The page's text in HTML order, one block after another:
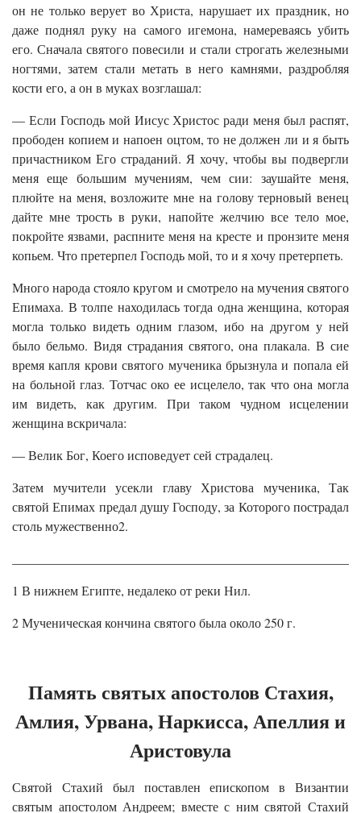
он не только верует во Христа, нарушает их праздник, но
даже поднял руку на самого игемона, намереваясь убить
его. Сначала святого повесили и стали строгать железными
ногтями, затем стали метать в него камнями, раздробляя
кости его, а он в муках возглашал:
— Если Господь мой Иисус Христос ради меня был распят,
прободен копием и напоен оцтом, то не должен ли и я быть
причастником Его страданий. Я хочу, чтобы вы подвергли
меня еще большим мучениям, чем сии: заушайте меня,
плюйте на меня, возложите мне на голову терновый венец
дайте мне трость в руки, напойте желчию все тело мое,
покройте язвами, распните меня на кресте и пронзите меня
копьем. Что претерпел Господь мой, то и я хочу претерпеть.
Много народа стояло кругом и смотрело на мучения святого
Епимаха. В толпе находилась тогда одна женщина, которая
могла только видеть одним глазом, ибо на другом у ней
было бельмо. Видя страдания святого, она плакала. В сие
время капля крови святого мученика брызнула и попала ей
на больной глаз. Тотчас око ее исцелело, так что она могла
им видеть, как другим. При таком чудном исцелении
женщина вскричала:
— Велик Бог, Коего исповедует сей страдалец.
Затем мучители усекли главу Христова мученика, Так
святой Епимах предал душу Господу, за Которого пострадал
столь мужественно2.
1 В нижнем Египте, недалеко от реки Нил.
2 Мученическая кончина святого была около 250 г.
Память святых апостолов Стахия,
Амлия, Урвана, Наркисса, Апеллия и
Аристовула
Святой Стахий был поставлен епископом в Византии
святым апостолом Андреем; вместе с ним святой Стахий